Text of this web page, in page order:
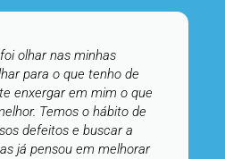
olhar nas minhas
para o que tenho de
enxergar em mim o que
Temos o hábito de
defeitos e buscar a
já pensou em melhorar